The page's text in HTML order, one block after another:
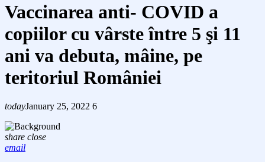
Vaccinarea anti- COVID a
copiilor cu vârste între 5 şi 11
ani va debuta, mâine, pe
teritoriul României
todayJanuary 25, 2022 6
share close
email